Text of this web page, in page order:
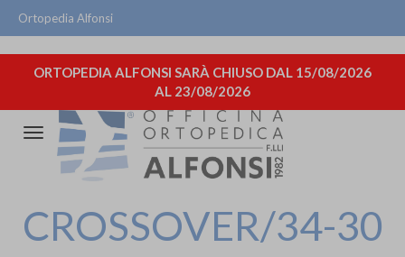
Ortopedia Alfonsi
ORTOPEDIA ALFONSI SARÀ CHIUSO DAL 15/08/2026
AL 23/08/2026
Attiva/disattiva
navigazione
CROSSOVER/34-30